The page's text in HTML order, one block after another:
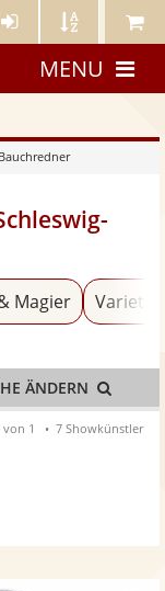
Künstler- Künstler Meine
MENU
Bauchredner
Magier Varieté
ÄNDERN
von 1 7 Showkünstler